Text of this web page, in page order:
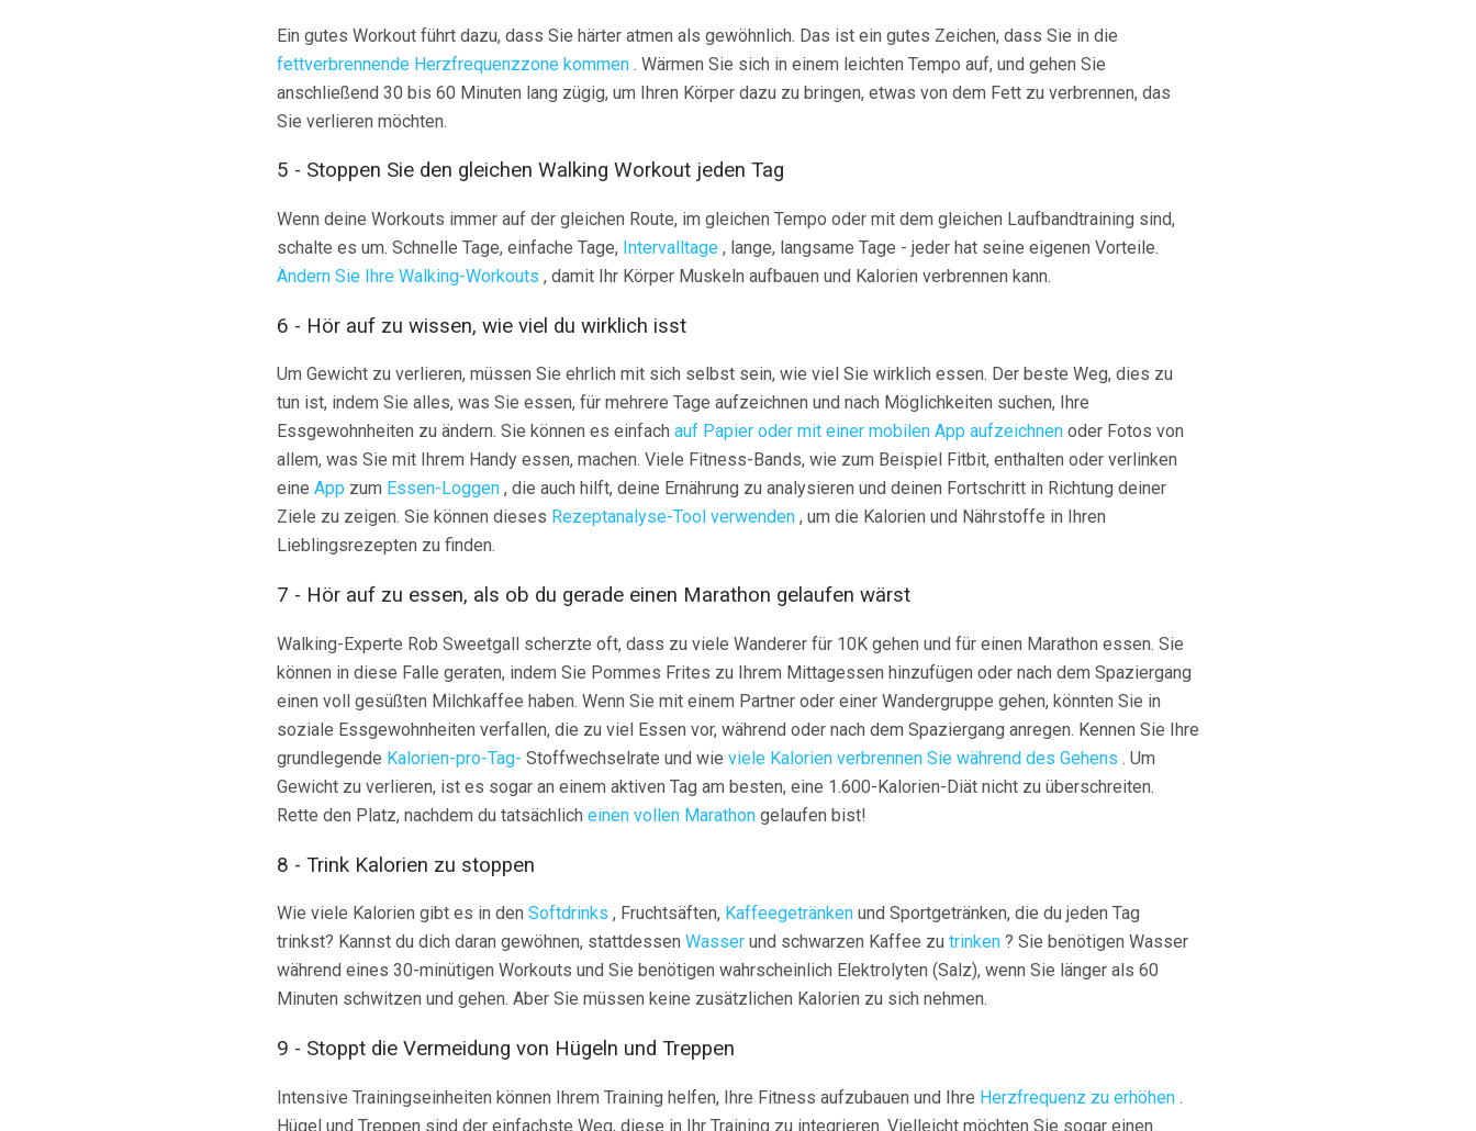
Ein gutes Workout führt dazu, dass Sie härter atmen als gewöhnlich. Das ist ein gutes Zeichen, dass Sie in die
fettverbrennende Herzfrequenzzone kommen . Wärmen Sie sich in einem leichten Tempo auf, und gehen Sie
anschließend 30 bis 60 Minuten lang zügig, um Ihren Körper dazu zu bringen, etwas von dem Fett zu verbrennen, das
Sie verlieren möchten.
5 - Stoppen Sie den gleichen Walking Workout jeden Tag
Wenn deine Workouts immer auf der gleichen Route, im gleichen Tempo oder mit dem gleichen Laufbandtraining sind,
schalte es um. Schnelle Tage, einfache Tage, Intervalltage , lange, langsame Tage - jeder hat seine eigenen Vorteile.
Ändern Sie Ihre Walking-Workouts , damit Ihr Körper Muskeln aufbauen und Kalorien verbrennen kann.
6 - Hör auf zu wissen, wie viel du wirklich isst
Um Gewicht zu verlieren, müssen Sie ehrlich mit sich selbst sein, wie viel Sie wirklich essen. Der beste Weg, dies zu
tun ist, indem Sie alles, was Sie essen, für mehrere Tage aufzeichnen und nach Möglichkeiten suchen, Ihre
Essgewohnheiten zu ändern. Sie können es einfach auf Papier oder mit einer mobilen App aufzeichnen oder Fotos von
allem, was Sie mit Ihrem Handy essen, machen. Viele Fitness-Bands, wie zum Beispiel Fitbit, enthalten oder verlinken
eine App zum Essen-Loggen , die auch hilft, deine Ernährung zu analysieren und deinen Fortschritt in Richtung deiner
Ziele zu zeigen. Sie können dieses Rezeptanalyse-Tool verwenden , um die Kalorien und Nährstoffe in Ihren
Lieblingsrezepten zu finden.
7 - Hör auf zu essen, als ob du gerade einen Marathon gelaufen wärst
Walking-Experte Rob Sweetgall scherzte oft, dass zu viele Wanderer für 10K gehen und für einen Marathon essen. Sie
können in diese Falle geraten, indem Sie Pommes Frites zu Ihrem Mittagessen hinzufügen oder nach dem Spaziergang
einen voll gesüßten Milchkaffee haben. Wenn Sie mit einem Partner oder einer Wandergruppe gehen, könnten Sie in
soziale Essgewohnheiten verfallen, die zu viel Essen vor, während oder nach dem Spaziergang anregen. Kennen Sie Ihre
grundlegende Kalorien-pro-Tag- Stoffwechselrate und wie viele Kalorien verbrennen Sie während des Gehens . Um
Gewicht zu verlieren, ist es sogar an einem aktiven Tag am besten, eine 1.600-Kalorien-Diät nicht zu überschreiten.
Rette den Platz, nachdem du tatsächlich einen vollen Marathon gelaufen bist!
8 - Trink Kalorien zu stoppen
Wie viele Kalorien gibt es in den Softdrinks , Fruchtsäften, Kaffeegetränken und Sportgetränken, die du jeden Tag
trinkst? Kannst du dich daran gewöhnen, stattdessen Wasser und schwarzen Kaffee zu trinken ? Sie benötigen Wasser
während eines 30-minütigen Workouts und Sie benötigen wahrscheinlich Elektrolyten (Salz), wenn Sie länger als 60
Minuten schwitzen und gehen. Aber Sie müssen keine zusätzlichen Kalorien zu sich nehmen.
9 - Stoppt die Vermeidung von Hügeln und Treppen
Intensive Trainingseinheiten können Ihrem Training helfen, Ihre Fitness aufzubauen und Ihre Herzfrequenz zu erhöhen .
Hügel und Treppen sind der einfachste Weg, diese in Ihr Training zu integrieren. Vielleicht möchten Sie sogar einen